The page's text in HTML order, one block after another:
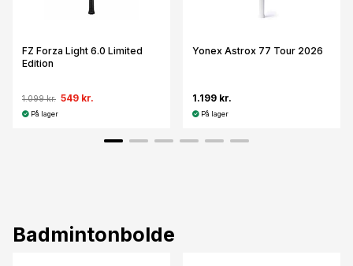
FZ Forza Light 6.0 Limited
Edition
1.099 kr. 549 kr.
På lager
Yonex Astrox 77 Tour 2026
1.199 kr.
På lager
Badmintonbolde